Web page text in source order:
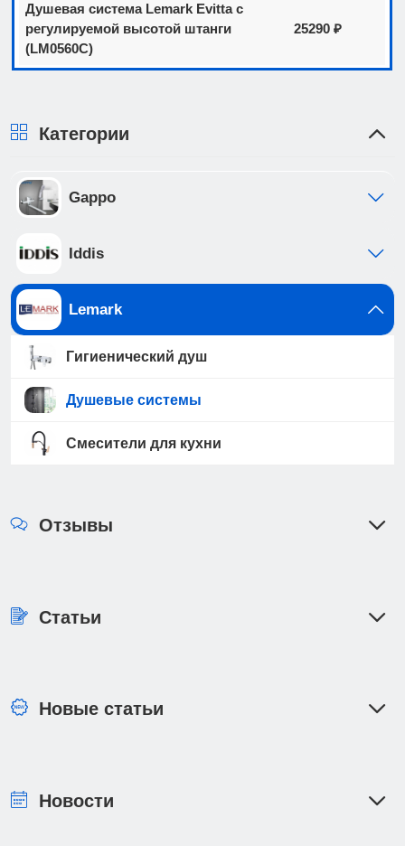
Душевая система Lemark Evitta с
регулируемой высотой штанги
(LM0560C)
25290 ₽
Категории
Gappo
Iddis
Lemark
Гигиенический душ
Душевые системы
Смесители для кухни
Отзывы
Статьи
Новые статьи
Новости